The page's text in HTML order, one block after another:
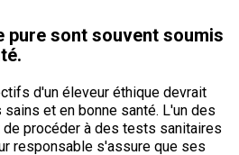
pure sont souvent soumis
d'un éleveur éthique devrait
et en bonne santé. L'un des
procéder à des tests sanitaires
responsable s'assure que ses